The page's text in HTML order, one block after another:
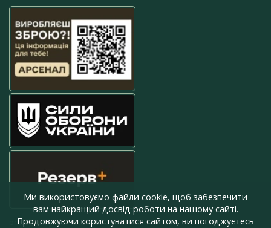
press@armyinform.com.ua
Ми використовуємо файли cookie, щоб забезпечити
вам найкращий досвід роботи на нашому сайті.
Продовжуючи користуватися сайтом, ви погоджуєтесь